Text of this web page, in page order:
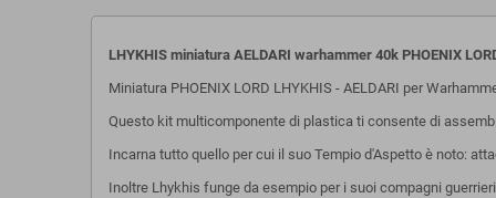
LHYKHIS miniatura AELDARI warhammer 40k PHOENIX
Miniatura PHOENIX LORD LHYKHIS - AELDARI per
Questo kit multicomponente di plastica ti consente di
Incarna tutto quello per cui il suo Tempio d'Aspetto è noto:
Inoltre Lhykhis funge da esempio per i suoi compagni